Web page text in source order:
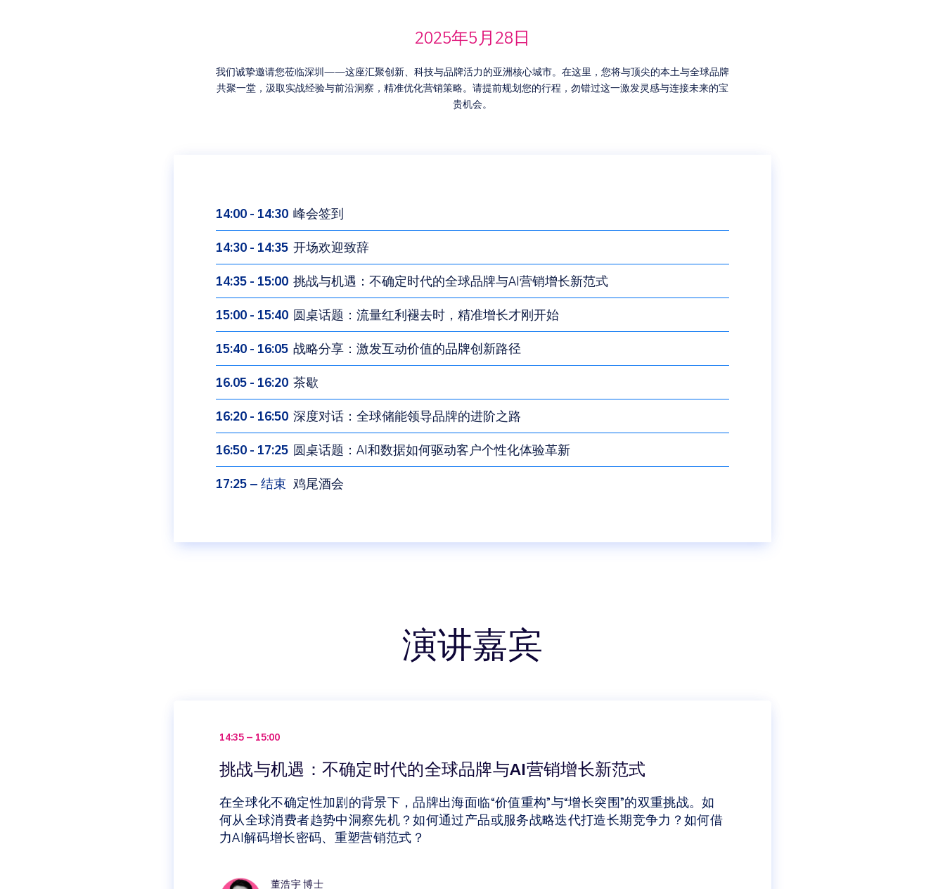
2025年5月28日
我们诚挚邀请您莅临深圳——这座汇聚创新、科技与品牌活力的亚洲核心城市。在这里，您将与顶尖的本土与全球品牌
共聚一堂，汲取实战经验与前沿洞察，精准优化营销策略。请提前规划您的行程，勿错过这一激发灵感与连接未来的宝
贵机会。
14:00 - 14:30 峰会签到
14:30 - 14:35 开场欢迎致辞
14:35 - 15:00 挑战与机遇：不确定时代的全球品牌与AI营销增长新范式
15:00 - 15:40 圆桌话题：流量红利褪去时，精准增长才刚开始
15:40 - 16:05 战略分享：激发互动价值的品牌创新路径
16.05 - 16:20 茶歇
16:20 - 16:50 深度对话：全球储能领导品牌的进阶之路
16:50 - 17:25 圆桌话题：AI和数据如何驱动客户个性化体验革新
17:25 – 结束 鸡尾酒会
演讲嘉宾
14:35 – 15:00
挑战与机遇：不确定时代的全球品牌与AI营销增长新范式
在全球化不确定性加剧的背景下，品牌出海面临“价值重构”与“增长突围”的双重挑战。如
何从全球消费者趋势中洞察先机？如何通过产品或服务战略迭代打造长期竞争力？如何借
力AI解码增长密码、重塑营销范式？
董浩宇 博士